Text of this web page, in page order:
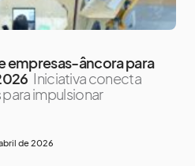
empresas-âncora para
Iniciativa conecta
impulsionar
de 2026